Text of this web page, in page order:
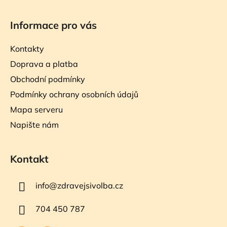
Informace pro vás
Kontakty
Doprava a platba
Obchodní podmínky
Podmínky ochrany osobních údajů
Mapa serveru
Napište nám
Kontakt
info@zdravejsivolba.cz
704 450 787